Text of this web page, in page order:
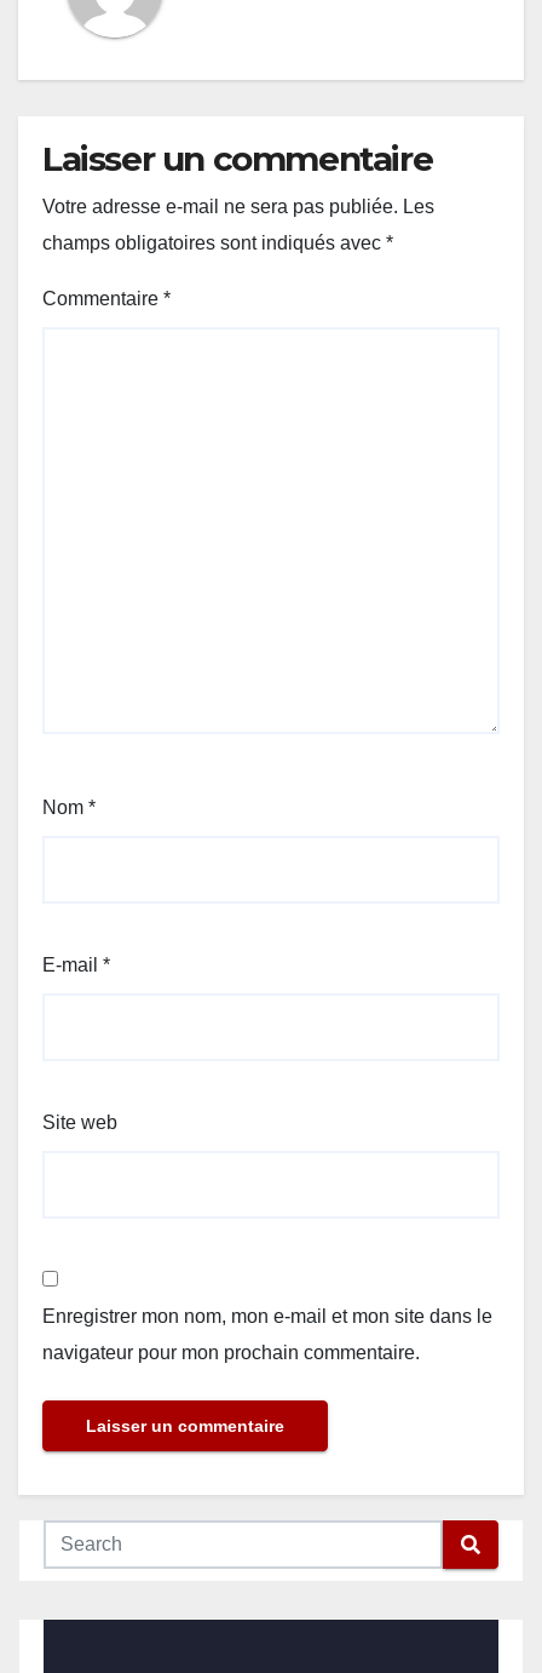
Laisser un commentaire
Votre adresse e-mail ne sera pas publiée. Les
champs obligatoires sont indiqués avec *
Commentaire *
Nom *
E-mail *
Site web
Enregistrer mon nom, mon e-mail et mon site dans le
navigateur pour mon prochain commentaire.